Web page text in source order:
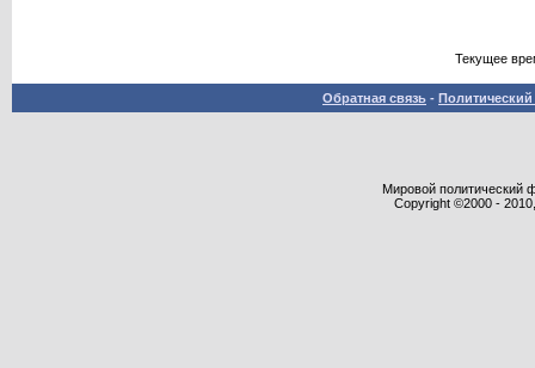
Текущее
Обратная связь -
Мировой политический
Copyright ©2000 -